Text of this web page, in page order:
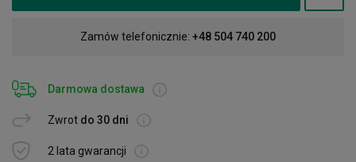
Zamów telefonicznie: +48 504 740 200
Darmowa dostawa
Zwrot do 30 dni
2 lata gwarancji